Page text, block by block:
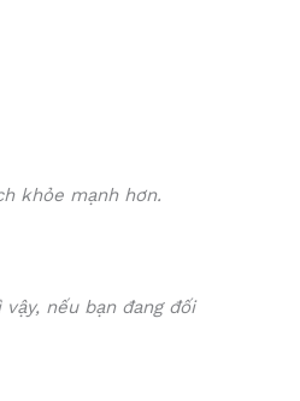
khỏe mạnh hơn.
nếu bạn đang đối